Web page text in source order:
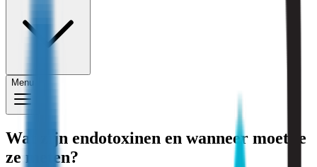
Menu
Wat zijn endotoxinen en wanneer moet je
ze meten?